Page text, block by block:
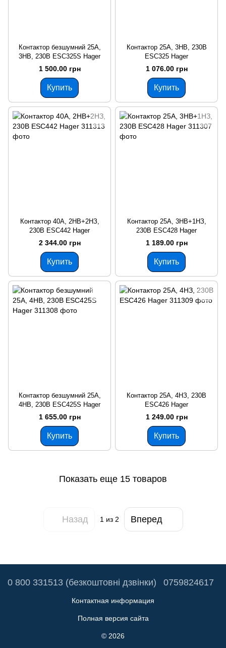
Контактор безшумний 25A,
3НВ, 230В ESC325S Hager
1 500.00 грн
Купить
Контактор 25A, 3НВ, 230В
ESC325 Hager
1 076.00 грн
Купить
Контактор 40A, 2НВ+2НЗ,
230В ESC442 Hager
2 344.00 грн
Купить
Контактор 25A, 3НВ+1НЗ,
230В ESC428 Hager
1 189.00 грн
Купить
Контактор безшумний 25A,
4НВ, 230В ESC425S Hager
1 655.00 грн
Купить
Контактор 25A, 4НЗ, 230В
ESC426 Hager
1 249.00 грн
Купить
Показать еще 15 товаров
Назад 1из 2 Вперед
0 800 331513 (безкоштовні дзвінки) 0759824617
Контактная информация
Полная версия сайта
© 2026